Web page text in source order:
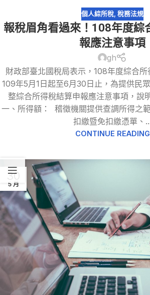
個人綜所稅, 稅務法規
報稅眉角看過來！108年度綜
報應注意事項
gh
財政部臺北國稅局表示，108年度綜合
109年5月1日起至6月30日止，為提供民
整綜合所得稅結算申報應注意事項，說
一、所得額： 稽徵機關提供查調所得之
扣繳暨免扣繳憑單、
CONTINUE READING
30
5 月